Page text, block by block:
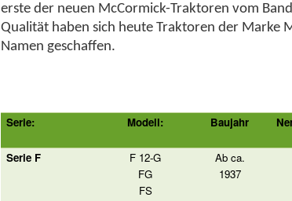
erste der neuen McCormick-Traktoren vom
Qualität haben sich heute Traktoren der Marke
Namen geschaffen.
Serie: Modell: Baujahr
Serie F
F 12-G
FG
FS
Ab ca.
1937